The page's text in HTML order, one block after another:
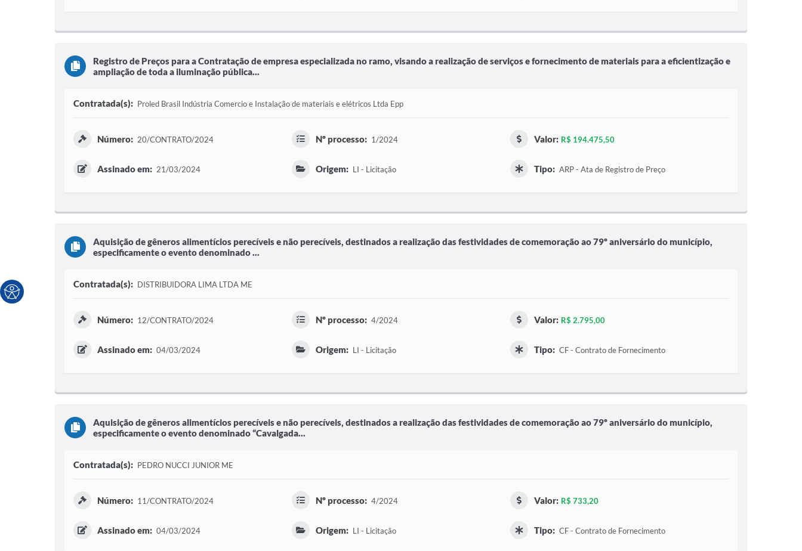
Registro de Preços para a Contratação de empresa especializada no ramo, visando a realização de serviços e fornecimento de materiais para a eficientização e
ampliação de toda a iluminação pública...
Contratada(s): Proled Brasil Indústria Comercio e Instalação de materiais e elétricos Ltda Epp
Número: 20/CONTRATO/2024 Nº processo: 1/2024 Valor: R$ 194.475,50
Assinado em: 21/03/2024 Origem: LI - Licitação Tipo: ARP - Ata de Registro de Preço
Aquisição de gêneros alimentícios perecíveis e não perecíveis, destinados a realização das festividades de comemoração ao 79º aniversário do município,
especificamente o evento denominado ...
Contratada(s): DISTRIBUIDORA LIMA LTDA ME
Número: 12/CONTRATO/2024 Nº processo: 4/2024 Valor: R$ 2.795,00
Assinado em: 04/03/2024 Origem: LI - Licitação Tipo: CF - Contrato de Fornecimento
Aquisição de gêneros alimentícios perecíveis e não perecíveis, destinados a realização das festividades de comemoração ao 79º aniversário do município,
especificamente o evento denominado “Cavalgada...
Contratada(s): PEDRO NUCCI JUNIOR ME
Número: 11/CONTRATO/2024 Nº processo: 4/2024 Valor: R$ 733,20
Assinado em: 04/03/2024 Origem: LI - Licitação Tipo: CF - Contrato de Fornecimento